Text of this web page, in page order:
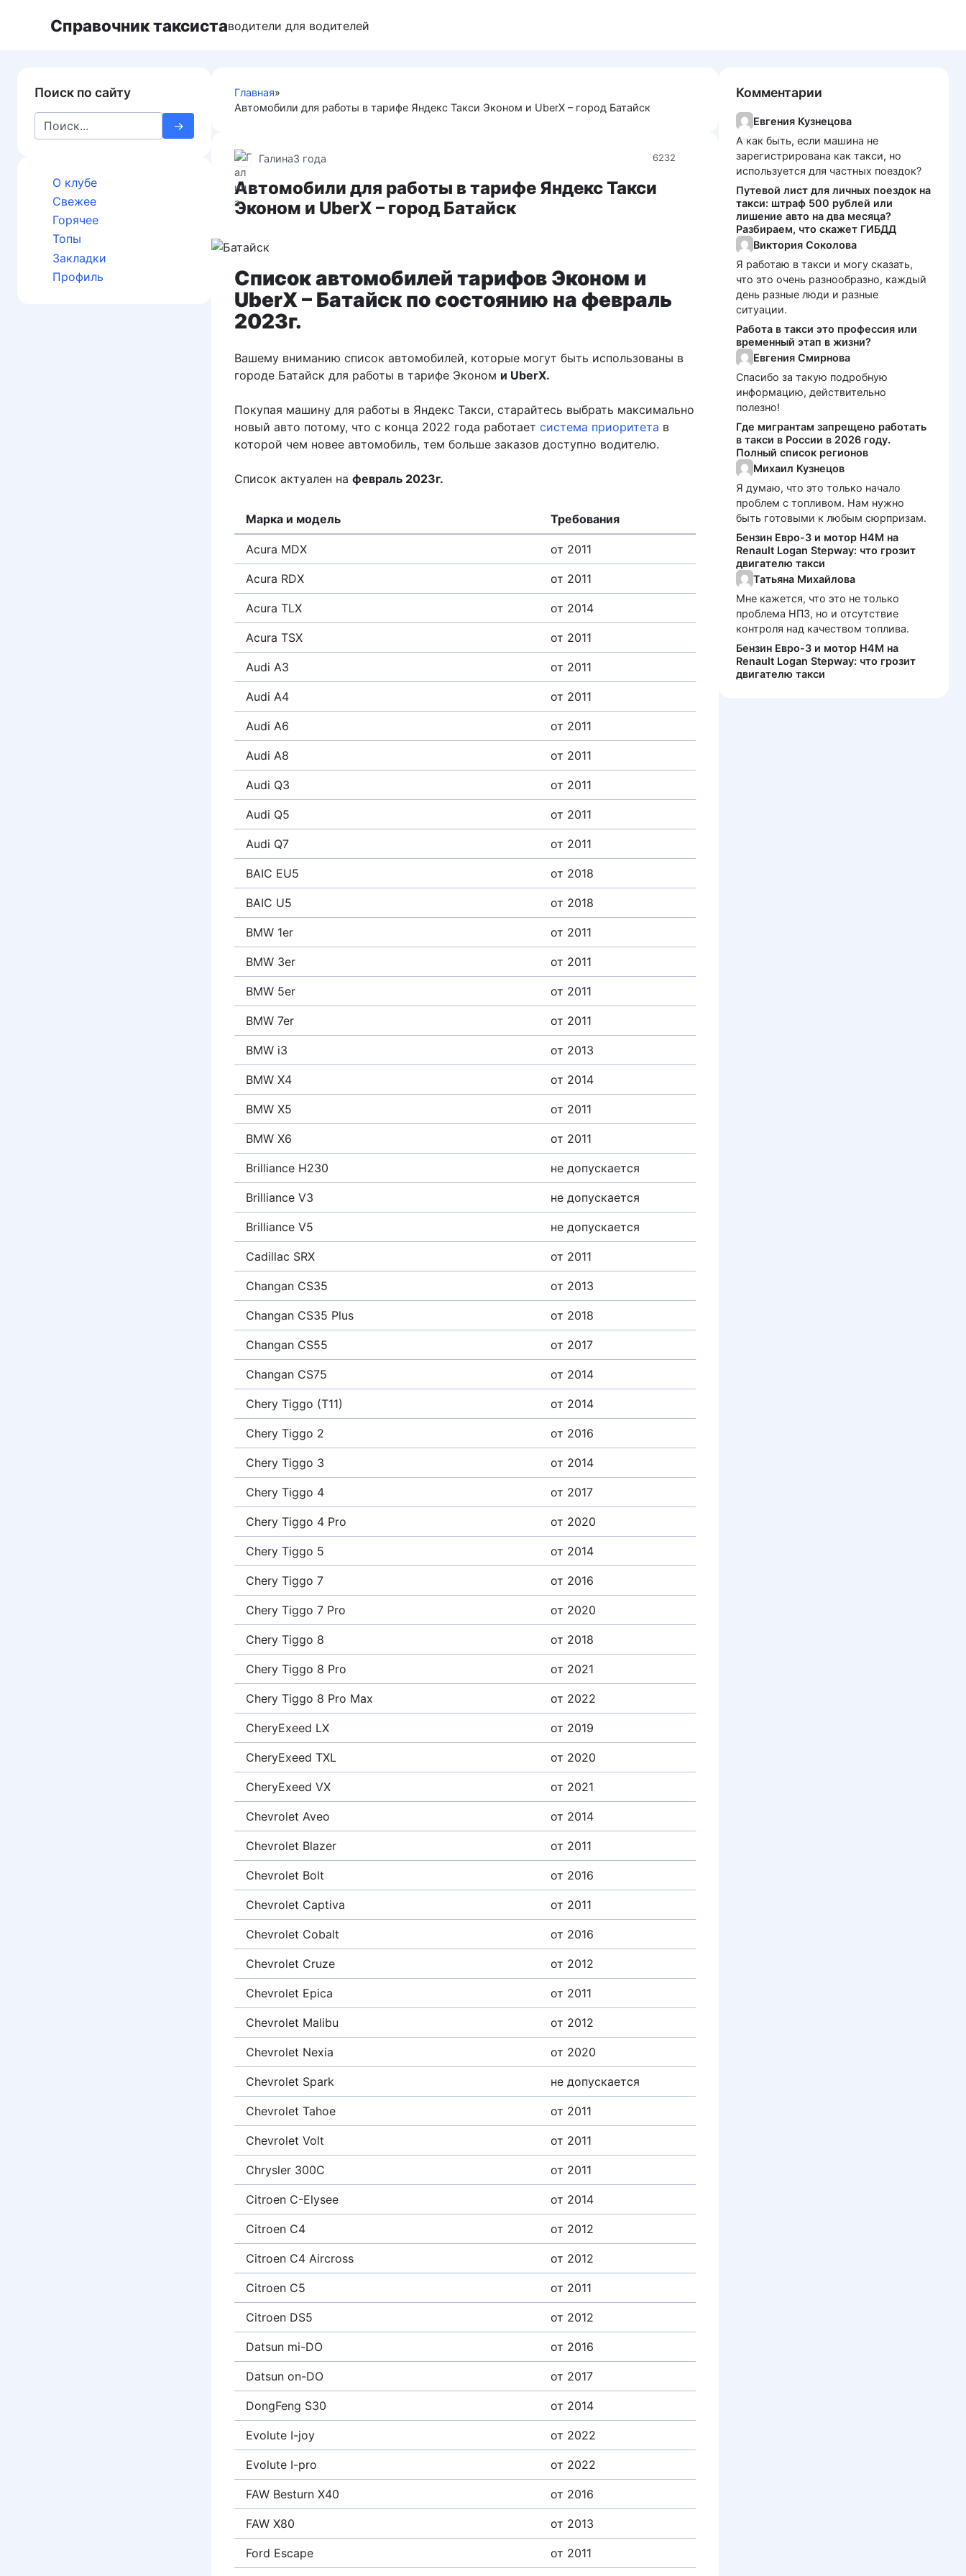
Справочник таксиставодители для водителей
Главная»
Автомобили для работы в тарифе Яндекс Такси Эконом и UberX – город Батайск
6232
Галина3 года
Автомобили для работы в тарифе Яндекс Такси
Эконом и UberX – город Батайск
Список автомобилей тарифов Эконом и
UberX – Батайск по состоянию на февраль
2023г.
Вашему вниманию список автомобилей, которые могут быть использованы в
городе Батайск для работы в тарифе Эконом и UberХ.
Покупая машину для работы в Яндекс Такси, старайтесь выбрать максимально
новый авто потому, что с конца 2022 года работает система приоритета в
которой чем новее автомобиль, тем больше заказов доступно водителю.
Список актуален на февраль 2023г.
Марка и модель Требования
Acura MDX от 2011
Acura RDX от 2011
Acura TLX от 2014
Acura TSX от 2011
Audi A3 от 2011
Audi A4 от 2011
Audi A6 от 2011
Audi A8 от 2011
Audi Q3 от 2011
Audi Q5 от 2011
Audi Q7 от 2011
BAIC EU5 от 2018
BAIC U5 от 2018
BMW 1er от 2011
BMW 3er от 2011
BMW 5er от 2011
BMW 7er от 2011
BMW i3 от 2013
BMW X4 от 2014
BMW X5 от 2011
BMW X6 от 2011
Brilliance H230 не допускается
Brilliance V3 не допускается
Brilliance V5 не допускается
Cadillac SRX от 2011
Changan CS35 от 2013
Changan CS35 Plus от 2018
Changan CS55 от 2017
Changan CS75 от 2014
Chery Tiggo (T11) от 2014
Chery Tiggo 2 от 2016
Chery Tiggo 3 от 2014
Chery Tiggo 4 от 2017
Chery Tiggo 4 Pro от 2020
Chery Tiggo 5 от 2014
Chery Tiggo 7 от 2016
Chery Tiggo 7 Pro от 2020
Chery Tiggo 8 от 2018
Chery Tiggo 8 Pro от 2021
Chery Tiggo 8 Pro Max от 2022
CheryExeed LX от 2019
CheryExeed TXL от 2020
CheryExeed VX от 2021
Chevrolet Aveo от 2014
Chevrolet Blazer от 2011
Chevrolet Bolt от 2016
Chevrolet Captiva от 2011
Chevrolet Cobalt от 2016
Chevrolet Cruze от 2012
Chevrolet Epica от 2011
Chevrolet Malibu от 2012
Chevrolet Nexia от 2020
Chevrolet Spark не допускается
Chevrolet Tahoe от 2011
Chevrolet Volt от 2011
Chrysler 300C от 2011
Citroen C-Elysee от 2014
Citroen C4 от 2012
Citroen C4 Aircross от 2012
Citroen C5 от 2011
Citroen DS5 от 2012
Datsun mi-DO от 2016
Datsun on-DO от 2017
DongFeng S30 от 2014
Evolute I-joy от 2022
Evolute I-pro от 2022
FAW Besturn X40 от 2016
FAW X80 от 2013
Ford Escape от 2011
Поиск по сайту
e
О клубе
Свежее
Горячее
Топы
Закладки
Профиль
Комментарии
Евгения Кузнецова
А как быть, если машина не
зарегистрирована как такси, но
используется для частных поездок?
Путевой лист для личных поездок на
такси: штраф 500 рублей или
лишение авто на два месяца?
Разбираем, что скажет ГИБДД
Виктория Соколова
Я работаю в такси и могу сказать,
что это очень разнообразно, каждый
день разные люди и разные
ситуации.
Работа в такси это профессия или
временный этап в жизни?
Евгения Смирнова
Спасибо за такую подробную
информацию, действительно
полезно!
Где мигрантам запрещено работать
в такси в России в 2026 году.
Полный список регионов
Михаил Кузнецов
Я думаю, что это только начало
проблем с топливом. Нам нужно
быть готовыми к любым сюрпризам.
Бензин Евро-3 и мотор H4M на
Renault Logan Stepway: что грозит
двигателю такси
Татьяна Михайлова
Мне кажется, что это не только
проблема НПЗ, но и отсутствие
контроля над качеством топлива.
Бензин Евро-3 и мотор H4M на
Renault Logan Stepway: что грозит
двигателю такси